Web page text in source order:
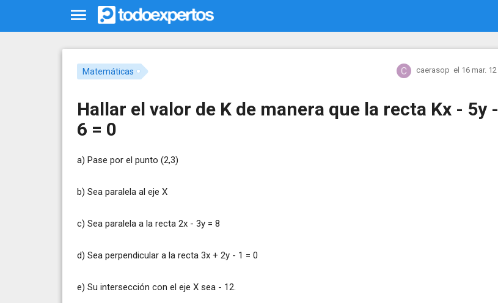
Matemáticas caerasop el 16 mar. 12
Hallar el valor de K de manera que la recta Kx - 5y -
6 = 0
a) Pase por el punto (2,3)
b) Sea paralela al eje X
c) Sea paralela a la recta 2x - 3y = 8
d) Sea perpendicular a la recta 3x + 2y - 1 = 0
e) Su intersección con el eje X sea - 12.